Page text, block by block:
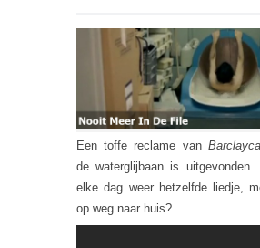
Een toffe reclame van
de waterglijbaan is uitgevonden.
elke dag weer hetzelfde liedje,
op weg naar huis?